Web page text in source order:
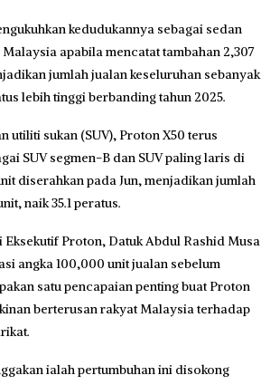
kedudukannya sebagai sedan
apabila mencatat tambahan 2,307
jumlah jualan keseluruhan sebanyak
lebih tinggi berbanding tahun 2025.
utiliti sukan (SUV), Proton X50 terus
SUV segmen-B dan SUV paling laris di
diserahkan pada Jun, menjadikan jumlah
naik 35.1 peratus.
Proton, Datuk Abdul Rashid Musa
angka 100,000 unit jualan sebelum
satu pencapaian penting buat Proton
berterusan rakyat Malaysia terhadap
ialah pertumbuhan ini disokong